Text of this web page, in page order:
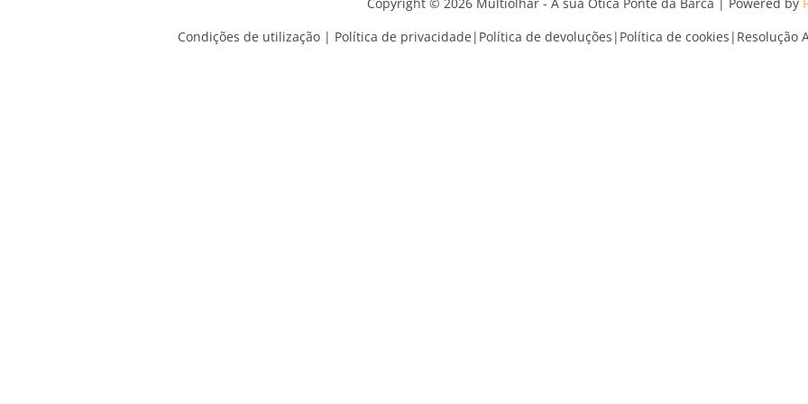
Condições de utilização| Política de privacidade | Política de devoluções | Política de cookies | Resolução